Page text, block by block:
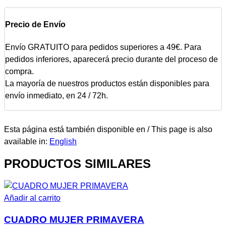
Precio de Envío
Envío GRATUITO para pedidos superiores a 49€. Para
pedidos inferiores, aparecerá precio durante del proceso de
compra.
La mayoría de nuestros productos están disponibles para
envío inmediato, en 24 / 72h.
Esta página está también disponible en / This page is also
available in: English
PRODUCTOS SIMILARES
Añadir al carrito
CUADRO MUJER PRIMAVERA